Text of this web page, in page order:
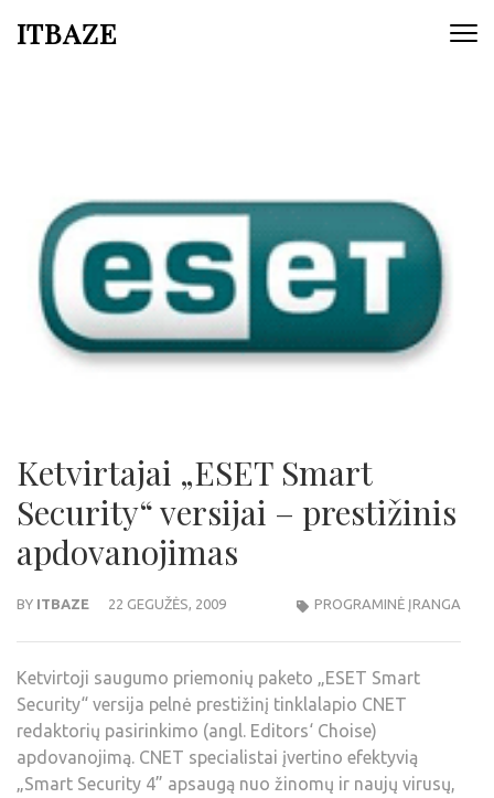
ITBAZE
Ketvirtajai „ESET Smart
Security“ versijai – prestižinis
apdovanojimas
BY ITBAZE 22 GEGUŽĖS, 2009 PROGRAMINĖ ĮRANGA
Ketvirtoji saugumo priemonių paketo „ESET Smart
Security“ versija pelnė prestižinį tinklalapio CNET
redaktorių pasirinkimo (angl. Editors‘ Choise)
apdovanojimą. CNET specialistai įvertino efektyvią
„Smart Security 4” apsaugą nuo žinomų ir naujų virusų,